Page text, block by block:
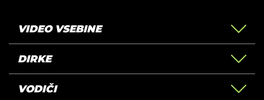
VIDEO VSEBINE
DIRKE
VODIČI